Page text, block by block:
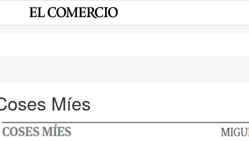
Míes